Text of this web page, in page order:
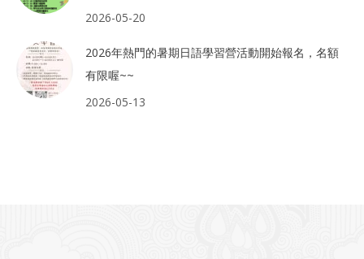
2026-05-20
2026年熱門的暑期日語學習營活動開始報名，名額
有限喔~~
2026-05-13